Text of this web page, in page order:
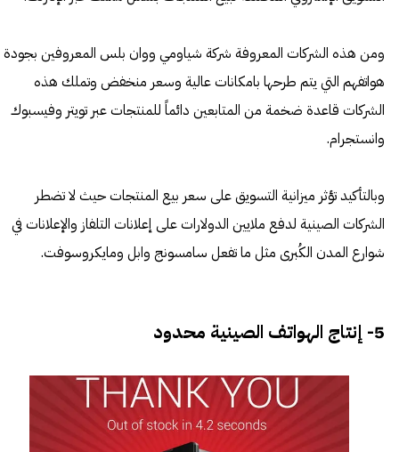
ومن هذه الشركات المعروفة شركة شياومي ووان بلس المعروفين بجودة
هواتفهم التي يتم طرحها بامكانات عالية وسعر منخفض وتملك هذه
الشركات قاعدة ضخمة من المتابعين دائماً للمنتجات عبر تويتر وفيسبوك
وانستجرام.
وبالتأكيد تؤثر ميزانية التسويق على سعر بيع المنتجات حيث لا تضطر
الشركات الصينية لدفع ملايين الدولارات على إعلانات التلفاز والإعلانات في
شوارع المدن الكُبرى مثل ما تفعل سامسونج وابل ومايكروسوفت.
5- إنتاج الهواتف الصينية محدود